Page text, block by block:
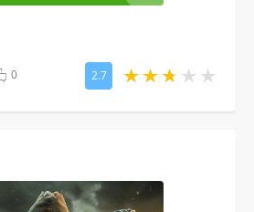
0 2.7